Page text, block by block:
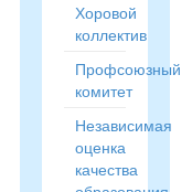
Хоровой
коллектив
Профсоюзный
комитет
Независимая
оценка
качества